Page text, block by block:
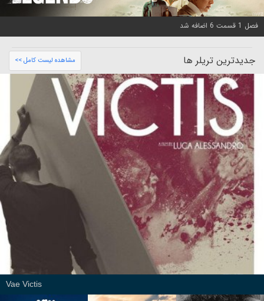
فصل 1 قسمت 6 اضافه شد
جدیدترین تریلر ها مشاهده لیست کامل >>
Vae Victis